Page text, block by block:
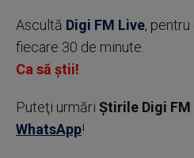
Ascultă Digi FM Live,
fiecare 30 de minute.
Ca să știi!
Puteţi urmări Știrile Digi FM
WhatsApp!